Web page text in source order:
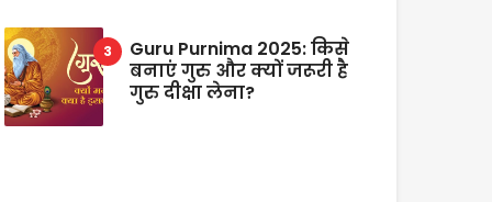
Guru Purnima 2025: किसे
बनाएं गुरु और क्यों जरूरी है
गुरु दीक्षा लेना?